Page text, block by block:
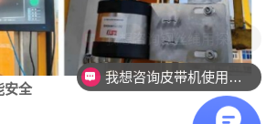
安全